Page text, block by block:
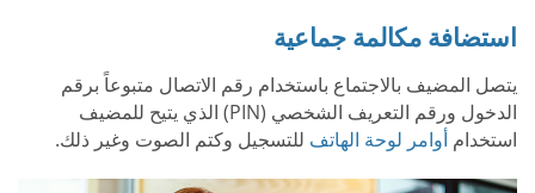
استضافة مكالمة جماعية
يتصل المضيف بالاجتماع باستخدام رقم الاتصال متبوعاً برقم
الدخول ورقم التعريف الشخصي (PIN) الذي يتيح للمضيف
استخدام أوامر لوحة الهاتف للتسجيل وكتم الصوت وغير ذلك.